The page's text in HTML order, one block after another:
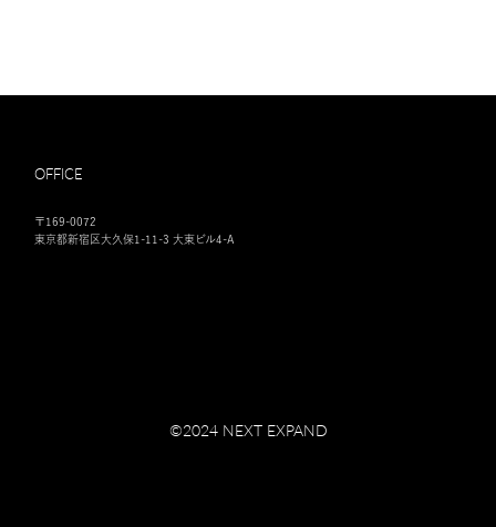
OFFICE
〒169-0072
東京都新宿区大久保1-11-3 大東ビル4-A
©︎2024 NEXT EXPAND